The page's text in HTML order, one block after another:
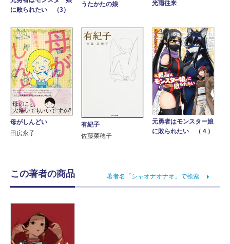
に敗られたい （3）
うたかたの娘 光雨往来
母がしんどい
田房永子
有紀子
佐藤菜穂子
元勇者はモンスター娘
に敗られたい （４）
この著者の商品 著者名「シャオナオナオ」で検索